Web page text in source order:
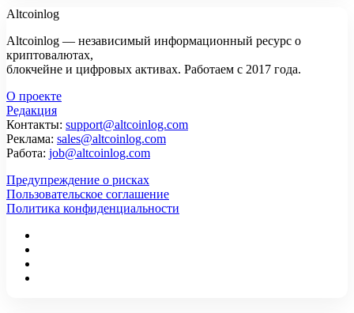
Altcoinlog
Altcoinlog — независимый информационный ресурс о
криптовалютах,
блокчейне и цифровых активах. Работаем с 2017 года.
О проекте
Редакция
Контакты: support@altcoinlog.com
Реклама: sales@altcoinlog.com
Работа: job@altcoinlog.com
Предупреждение о рисках
Пользовательское соглашение
Политика конфиденциальности